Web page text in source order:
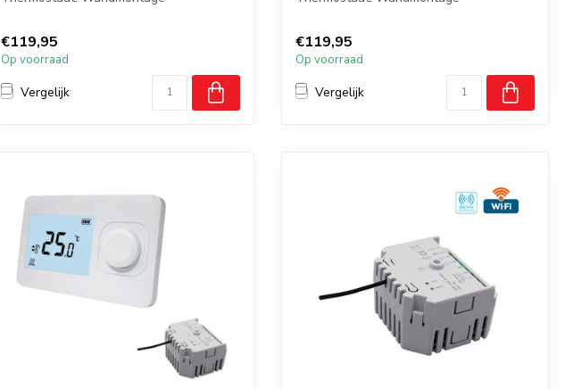
€119,95
Op voorraad
Vergelijk
€119,95
Op voorraad
Vergelijk